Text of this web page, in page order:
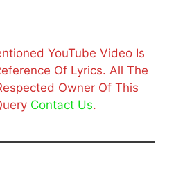
YouTube Video Is
Of Lyrics. All The
Owner Of This
Contact Us.